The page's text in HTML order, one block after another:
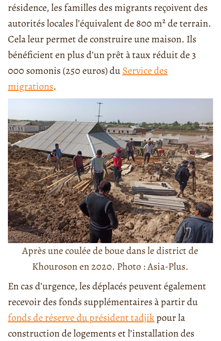
résidence, les familles des migrants reçoivent des
autorités locales l’équivalent de 800 m² de terrain.
Cela leur permet de construire une maison. Ils
bénéficient en plus d’un prêt à taux réduit de 3
000 somonis (250 euros) duService des
migrations.
Après une coulée de boue dans le district de
Khouroson en 2020. Photo : Asia-Plus.
En cas d’urgence, les déplacés peuvent également
recevoir des fonds supplémentaires à partir du
fonds de réserve du président tadjikpour la
construction de logements et l’installation des